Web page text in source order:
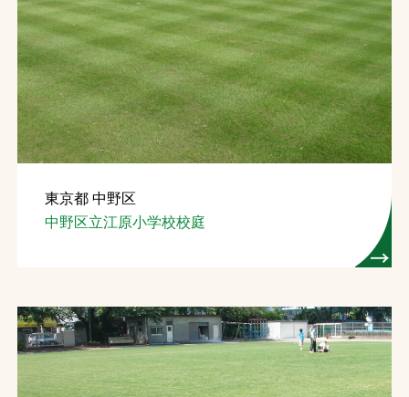
InstagramFacebookYouTube
文字の見えづらさや操作にお困りの方へ
東京都 中野区
中野区立江原小学校校庭